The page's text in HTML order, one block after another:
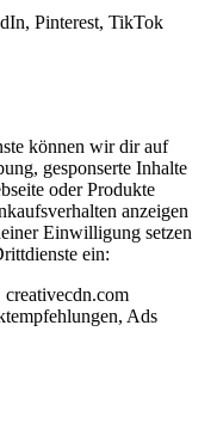
Pinterest, TikTok
können wir dir auf
gesponserte Inhalte
oder Produkte
anzeigen
Einwilligung setzen
ein:
Ads